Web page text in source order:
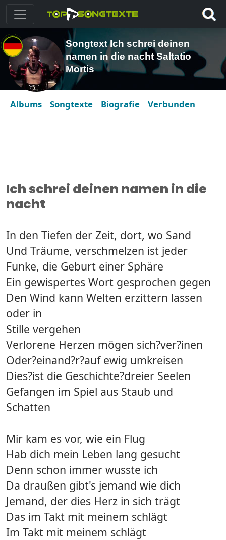
Songtext Ich schrei deinen
namen in die nacht Saltatio
Mortis
Albums Songtexte Biografie Verbunden
Ich schrei deinen namen in die
nacht
In den Tiefen der Zeit, dort, wo Sand
Und Träume, verschmelzen ist jeder
Funke, die Geburt einer Sphäre
Ein gewispertes Wort gesprochen gegen
Den Wind kann Welten erzittern lassen
oder in
Stille vergehen
Verlorene Herzen mögen sich?ver?inen
Oder?einand?r?auf ewig umkreisen
Dies?ist die Geschichte?dreier Seelen
Gefangen im Spiel aus Staub und
Schatten
Mir kam es vor, wie ein Flug
Hab dich mein Leben lang gesucht
Denn schon immer wusste ich
Da draußen gibt's jemand wie dich
Jemand, der dies Herz in sich trägt
Das im Takt mit meinem schlägt
Im Takt mit meinem schlägt